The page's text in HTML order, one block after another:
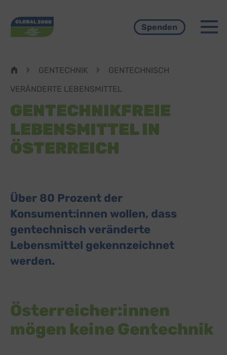
Spenden
GENTECHNIK
GENTECHNISCH
VERÄNDERTE LEBENSMITTEL
GENTECHNIKFREIE
LEBENSMITTEL IN
ÖSTERREICH
Über 80 Prozent der
Konsument:innen wollen, dass
gentechnisch veränderte
Lebensmittel gekennzeichnet
werden.
Österreicher:innen
mögen keine Gentechnik